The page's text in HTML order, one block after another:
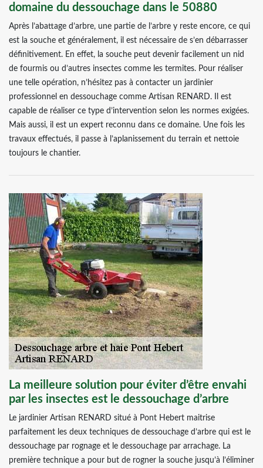
domaine du dessouchage dans le 50880
Après l’abattage d’arbre, une partie de l’arbre y reste encore, ce qui
est la souche et généralement, il est nécessaire de s’en débarrasser
définitivement. En effet, la souche peut devenir facilement un nid
de fourmis ou d’autres insectes comme les termites. Pour réaliser
une telle opération, n’hésitez pas à contacter un jardinier
professionnel en dessouchage comme Artisan RENARD. Il est
capable de réaliser ce type d’intervention selon les normes exigées.
Mais aussi, il est un expert reconnu dans ce domaine. Une fois les
travaux effectués, il passe à l’aplanissement du terrain et nettoie
toujours le chantier.
La meilleure solution pour éviter d’être envahi
par les insectes est le dessouchage d’arbre
Le jardinier Artisan RENARD situé à Pont Hebert maitrise
parfaitement les deux techniques de dessouchage d’arbre qui est le
dessouchage par rognage et le dessouchage par arrachage. La
première technique a pour but de rogner la souche jusqu’à l’éliminer